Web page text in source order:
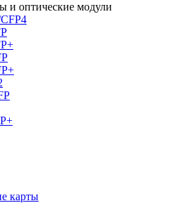
и оптические модули
карты